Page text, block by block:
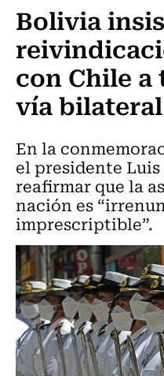
Bolivia
con Chile a
vía bilateral
En la
el presidente
reafirmar que la
nación es
imprescriptible”.